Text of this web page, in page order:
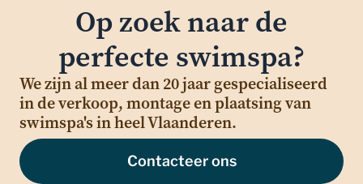
Op zoek naar de
perfecte swimspa?
We zijn al meer dan 20 jaar gespecialiseerd
in de verkoop, montage en plaatsing van
swimspa's in heel Vlaanderen.
Contacteer ons